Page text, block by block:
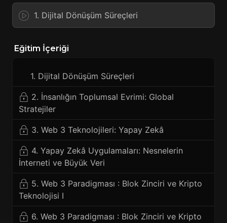
1. Dijital Dönüşüm Süreçleri
Eğitim İçeriği
1. Dijital Dönüşüm Süreçleri
2. İnsanlığın Toplumsal Evrimi: Global
Stratejiler
3. Web 3 Teknolojileri: Yapay Zekâ
4. Yapay Zekâ Uygulamaları: Nesnelerin
İnterneti ve Büyük Veri
5. Web 3 Paradigması : Blok Zinciri ve Kripto
Teknolojisi I
6. Web 3 Paradigması : Blok Zinciri ve Kripto